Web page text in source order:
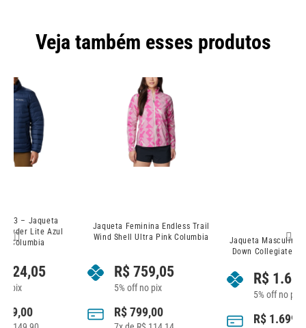
Veja também esses produtos
Jaqueta Feminina Endless Trail
Wind Shell Ultra Pink Columbia
759,05
799,00
Jaqueta Masculina Delta Ridge II
Down Collegiate Navy Columbia
1.614,05
1.699,00